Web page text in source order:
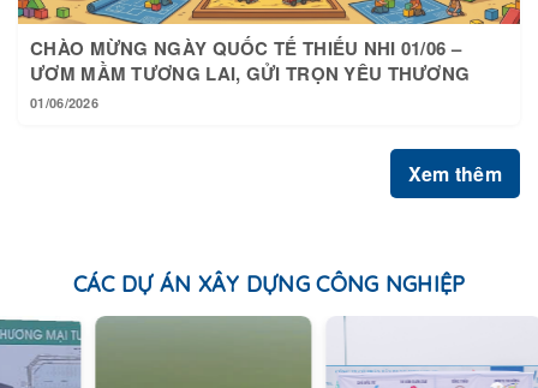
CHÀO MỪNG NGÀY QUỐC TẾ THIẾU NHI 01/06 –
ƯƠM MẦM TƯƠNG LAI, GỬI TRỌN YÊU THƯƠNG
01/06/2026